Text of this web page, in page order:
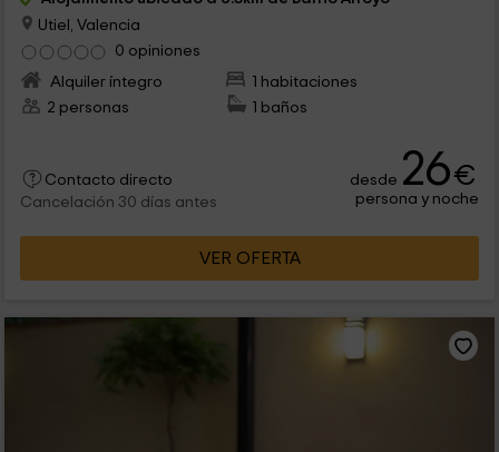
Utiel, Valencia
0 opiniones
Alquiler íntegro
1 habitaciones
2 personas
1 baños
Contacto directo
Cancelación 30 días antes
desde 26€
persona y noche
VER OFERTA